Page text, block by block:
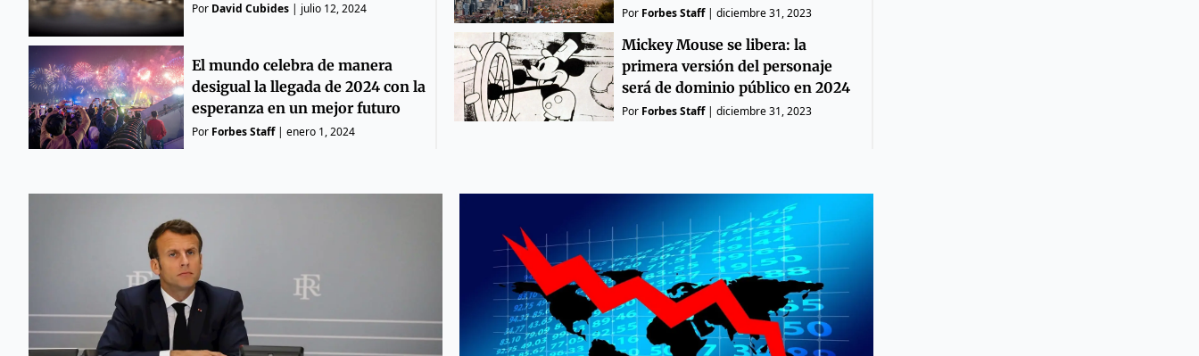
Por David Cubides| julio 12, 2024
El mundo celebra de manera
desigual la llegada de 2024 con la
esperanza en un mejor futuro
Por Forbes Staff| enero 1, 2024
Por Forbes Staff| diciembre 31, 2023
Mickey Mouse se libera: la
primera versión del personaje
será de dominio público en 2024
Por Forbes Staff| diciembre 31, 2023